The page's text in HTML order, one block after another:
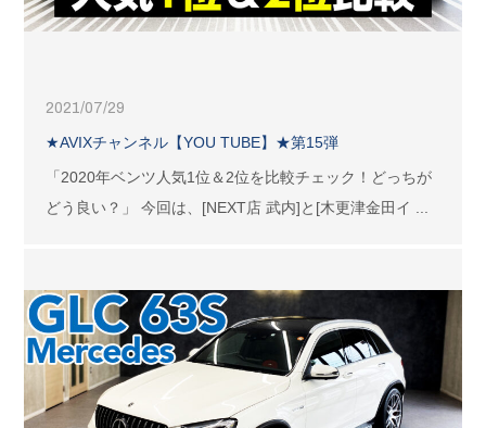
2021/07/29
★AVIXチャンネル【YOU TUBE】★第15弾
「2020年ベンツ人気1位＆2位を比較チェック！どっちが
どう良い？」 今回は、[NEXT店 武内]と[木更津金田イ ...